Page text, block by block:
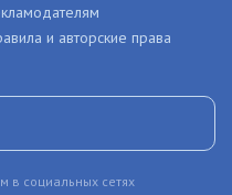
и авторские права
в социальных сетях